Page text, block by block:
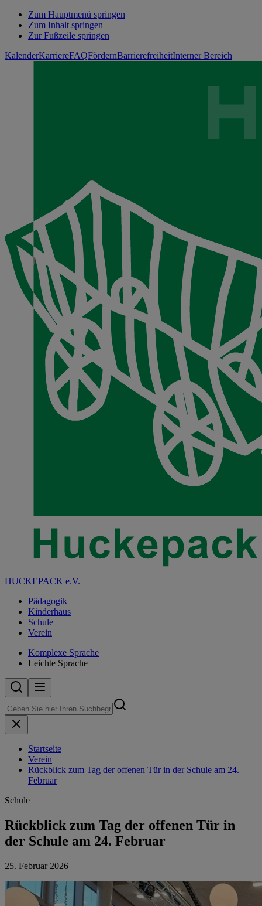
Zum Hauptmenü springen
Zum Inhalt springen
Zur Fußzeile springen
KalenderKarriereFAQFördernBarrierefreiheitInterner Bereich
HUCKEPACK e.V.
Pädagogik
Kinderhaus
Schule
Verein
Komplexe Sprache
Leichte Sprache
Startseite
Verein
Rückblick zum Tag der offenen Tür in der Schule am 24.
Februar
Schule
Rückblick zum Tag der offenen Tür in
der Schule am 24. Februar
25. Februar 2026